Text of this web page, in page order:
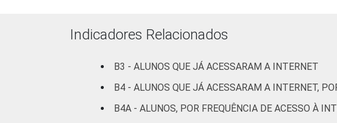
Indicadores Relacionados
B3 - ALUNOS QUE JÁ ACESSARAM A INTERNET
B4 - ALUNOS QUE JÁ ACESSARAM A INTERNET,
B4A - ALUNOS, POR FREQUÊNCIA DE ACESSO À